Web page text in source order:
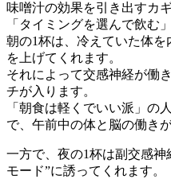
味噌汁の効果を引き出すカ
「タイミングを選んで飲む
朝の1杯は、冷えていた体
を上げてくれます。
それによって交感神経が働
チが入ります。
「朝食は軽くでいい派」の
で、午前中の体と脳の働き
一方で、夜の1杯は副交感
モード”に誘ってくれます。